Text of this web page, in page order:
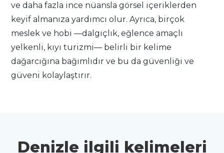
ve daha fazla ince nüansla görsel içeriklerden
keyif almanıza yardımcı olur. Ayrıca, birçok
meslek ve hobi —dalgıçlık, eğlence amaçlı
yelkenli, kıyı turizmi— belirli bir kelime
dağarcığına bağımlıdır ve bu da güvenliği ve
güveni kolaylaştırır.
Denizle ilgili kelimeleri